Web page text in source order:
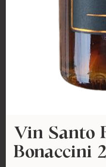
Vin Santo
Bonaccini